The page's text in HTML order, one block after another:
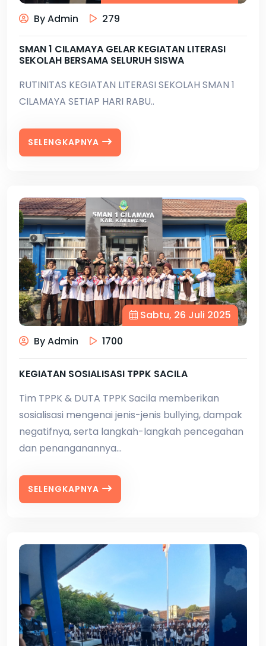
By Admin
279
SMAN 1 CILAMAYA GELAR KEGIATAN LITERASI
SEKOLAH BERSAMA SELURUH SISWA
RUTINITAS KEGIATAN LITERASI SEKOLAH SMAN 1
CILAMAYA SETIAP HARI RABU..
SELENGKAPNYA
Sabtu, 26 Juli 2025
By Admin
1700
KEGIATAN SOSIALISASI TPPK SACILA
Tim TPPK & DUTA TPPK Sacila memberikan
sosialisasi mengenai jenis-jenis bullying, dampak
negatifnya, serta langkah-langkah pencegahan
dan penanganannya...
SELENGKAPNYA